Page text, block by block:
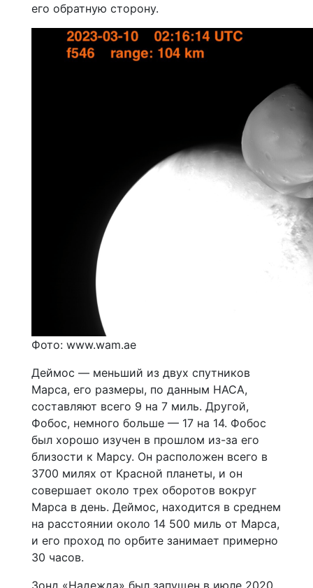
его обратную сторону.
Фото: www.wam.ae
Деймос — меньший из двух спутников
Марса, его размеры, по данным НАСА,
составляют всего 9 на 7 миль. Другой,
Фобос, немного больше — 17 на 14. Фобос
был хорошо изучен в прошлом из-за его
близости к Марсу. Он расположен всего в
3700 милях от Красной планеты, и он
совершает около трех оборотов вокруг
Марса в день. Деймос, находится в среднем
на расстоянии около 14 500 миль от Марса,
и его проход по орбите занимает примерно
30 часов.
Зонд «Надежда» был запущен в июле 2020